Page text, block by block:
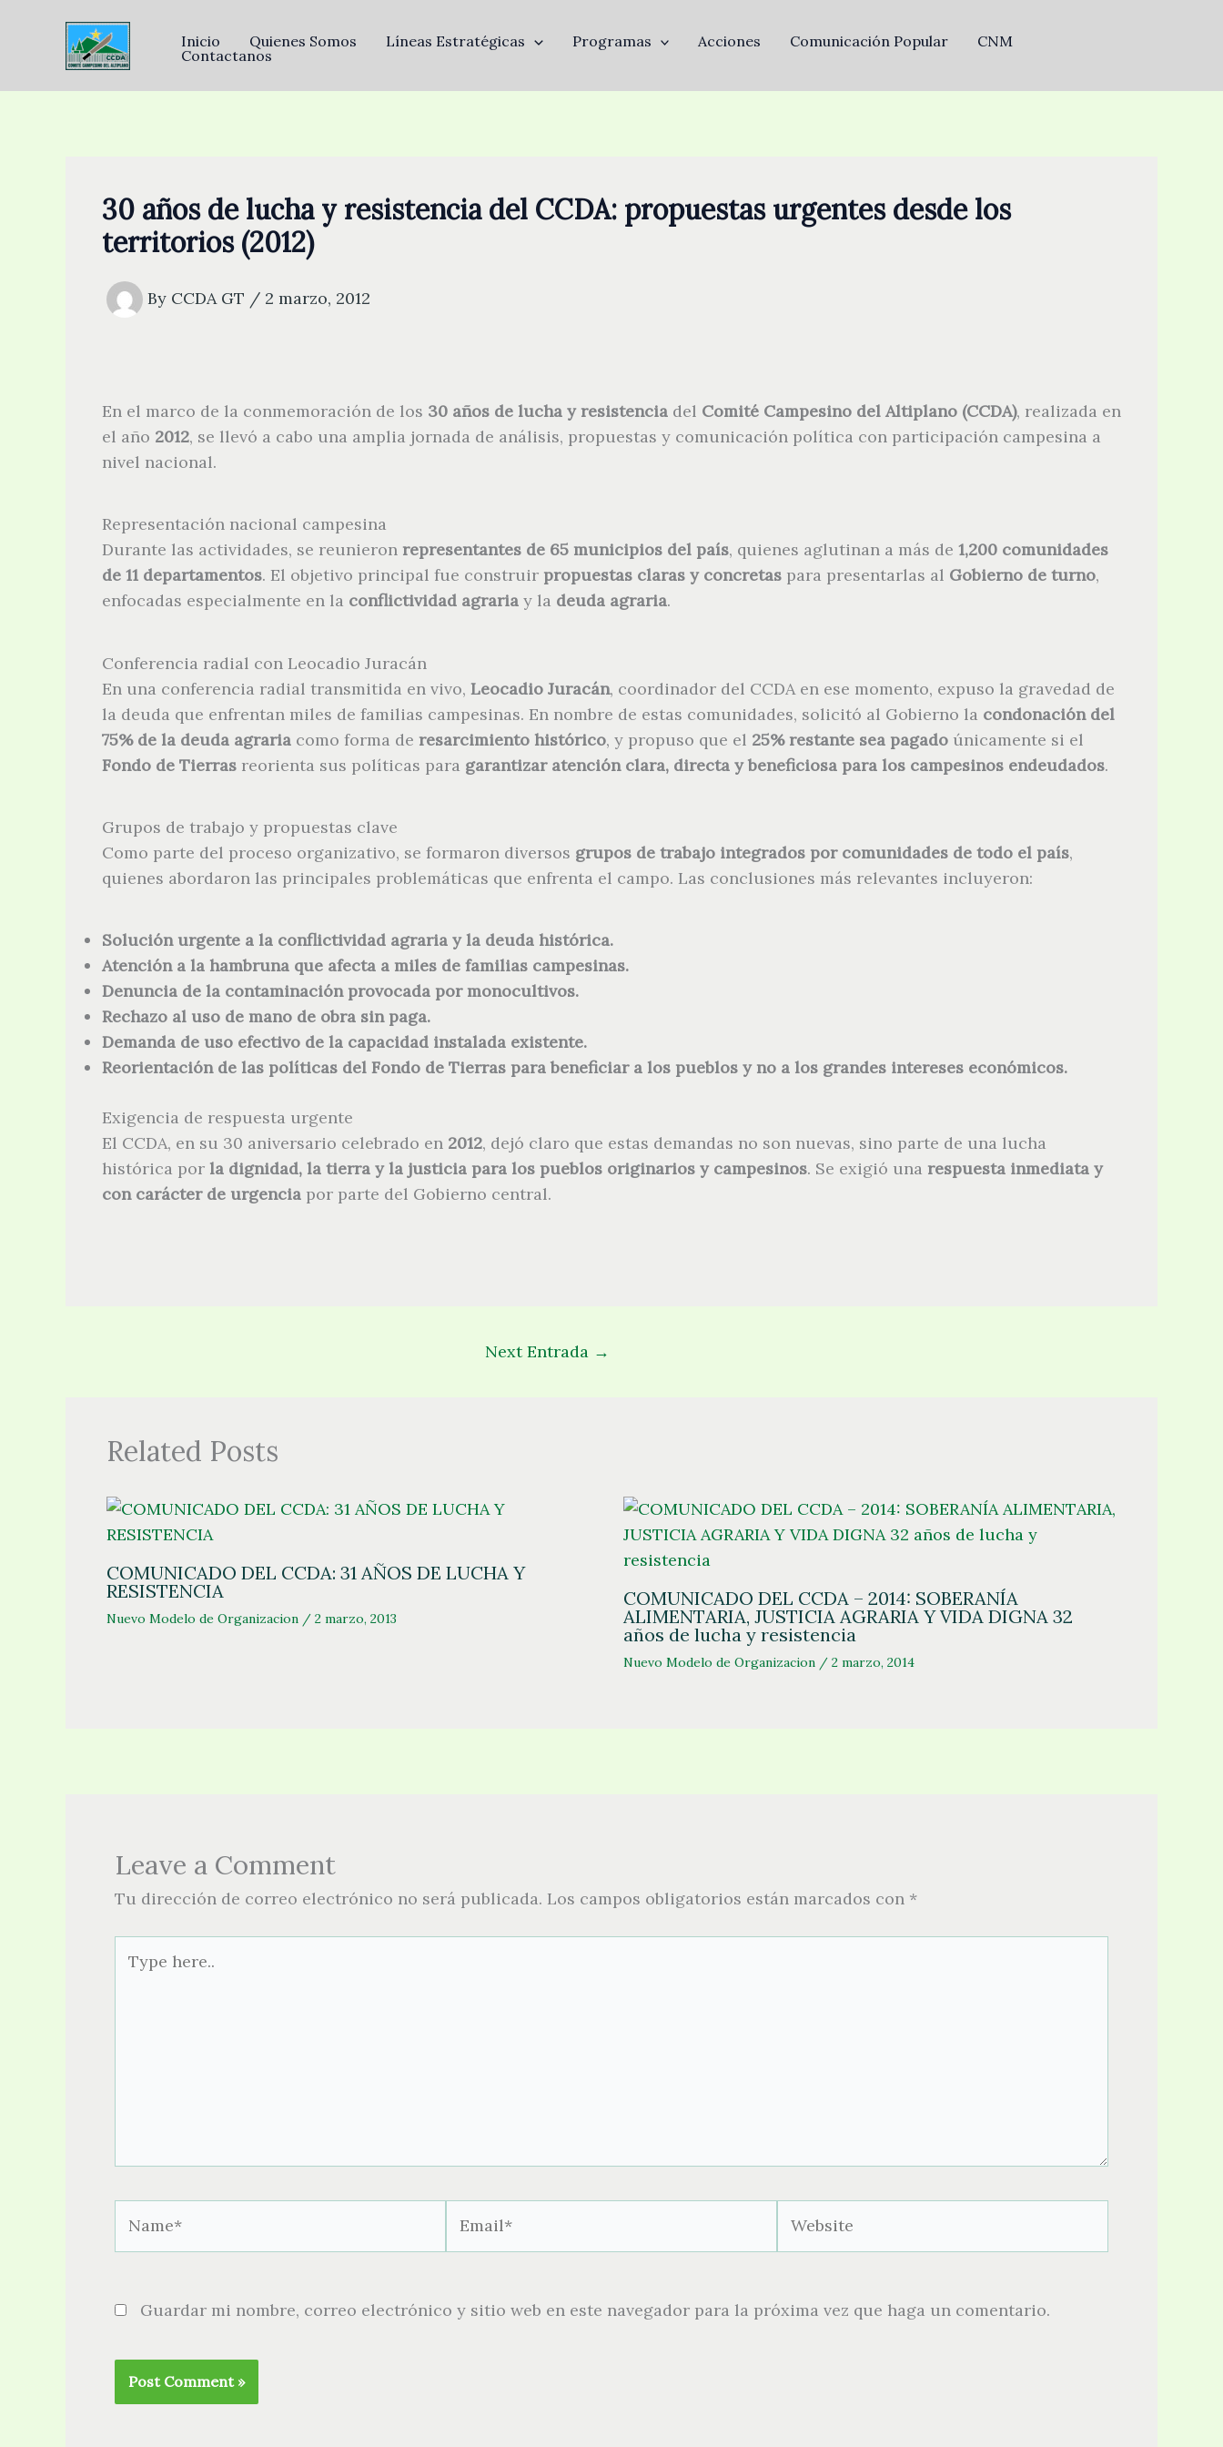
Inicio Quienes Somos Líneas Estratégicas Programas Acciones Comunicación Popular
CNM
Contactanos
30 años de lucha y resistencia del CCDA: propuestas urgentes desde los
territorios (2012)
By CCDA GT / 2 marzo, 2012
En el marco de la conmemoración de los 30 años de lucha y resistencia del Comité Campesino del Altiplano (CCDA), realizada en
el año 2012, se llevó a cabo una amplia jornada de análisis, propuestas y comunicación política con participación campesina a
nivel nacional.
Representación nacional campesina
Durante las actividades, se reunieron representantes de 65 municipios del país, quienes aglutinan a más de 1,200 comunidades
de 11 departamentos. El objetivo principal fue construir propuestas claras y concretas para presentarlas al Gobierno de turno,
enfocadas especialmente en la conflictividad agraria y la deuda agraria.
Conferencia radial con Leocadio Juracán
En una conferencia radial transmitida en vivo, Leocadio Juracán, coordinador del CCDA en ese momento, expuso la gravedad de
la deuda que enfrentan miles de familias campesinas. En nombre de estas comunidades, solicitó al Gobierno la condonación del
75% de la deuda agraria como forma de resarcimiento histórico, y propuso que el 25% restante sea pagado únicamente si el
Fondo de Tierras reorienta sus políticas para garantizar atención clara, directa y beneficiosa para los campesinos endeudados.
Grupos de trabajo y propuestas clave
Como parte del proceso organizativo, se formaron diversos grupos de trabajo integrados por comunidades de todo el país,
quienes abordaron las principales problemáticas que enfrenta el campo. Las conclusiones más relevantes incluyeron:
Solución urgente a la conflictividad agraria y la deuda histórica.
Atención a la hambruna que afecta a miles de familias campesinas.
Denuncia de la contaminación provocada por monocultivos.
Rechazo al uso de mano de obra sin paga.
Demanda de uso efectivo de la capacidad instalada existente.
Reorientación de las políticas del Fondo de Tierras para beneficiar a los pueblos y no a los grandes intereses económicos.
Exigencia de respuesta urgente
El CCDA, en su 30 aniversario celebrado en 2012, dejó claro que estas demandas no son nuevas, sino parte de una lucha
histórica por la dignidad, la tierra y la justicia para los pueblos originarios y campesinos. Se exigió una respuesta inmediata y
con carácter de urgencia por parte del Gobierno central.
Next Entrada →
Related Posts
COMUNICADO DEL CCDA: 31 AÑOS DE LUCHA Y
RESISTENCIA
Nuevo Modelo de Organizacion / 2 marzo, 2013
COMUNICADO DEL CCDA – 2014: SOBERANÍA
ALIMENTARIA, JUSTICIA AGRARIA Y VIDA DIGNA 32
años de lucha y resistencia
Nuevo Modelo de Organizacion/ 2 marzo, 2014
Leave a Comment
Tu dirección de correo electrónico no será publicada. Los campos obligatorios están marcados con *
here..
Guardar mi nombre, correo electrónico y sitio web en este navegador para la próxima vez que haga un comentario.